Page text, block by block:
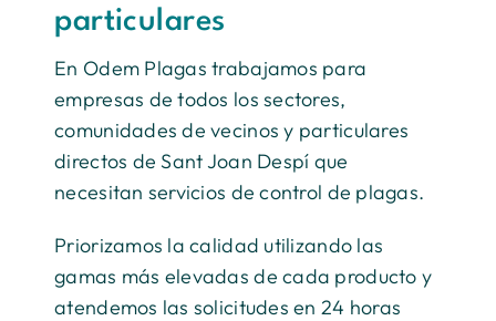
particulares
En Odem Plagas trabajamos para
empresas de todos los sectores,
comunidades de vecinos y particulares
directos de Sant Joan Despí que
necesitan servicios de control de plagas.
Priorizamos la calidad utilizando las
gamas más elevadas de cada producto y
atendemos las solicitudes en 24 horas